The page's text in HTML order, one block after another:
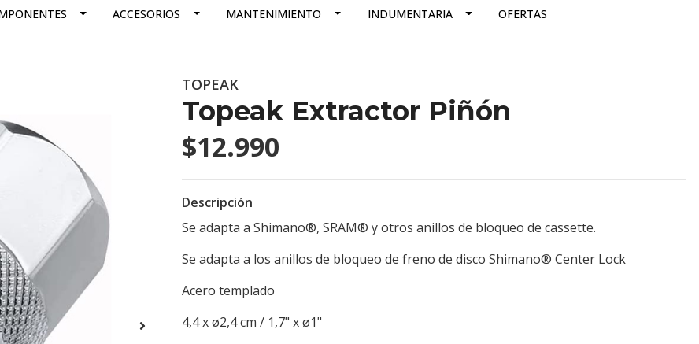
ACCESORIOS MANTENIMIENTO INDUMENTARIA OFERTAS
TOPEAK
Topeak Extractor Piñón
$12.990
Descripción
Se adapta a Shimano®, SRAM® y otros anillos de bloqueo de cassette.
Se adapta a los anillos de bloqueo de freno de disco Shimano® Center Lock
Acero templado
4,4 x ø2,4 cm / 1,7" x ø1"